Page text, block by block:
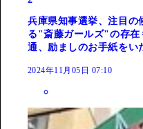
兵庫県知事選挙、注目
る"斎藤ガールズ"の存在
通、励ましのお手紙をい
2024年11月05日 07:10